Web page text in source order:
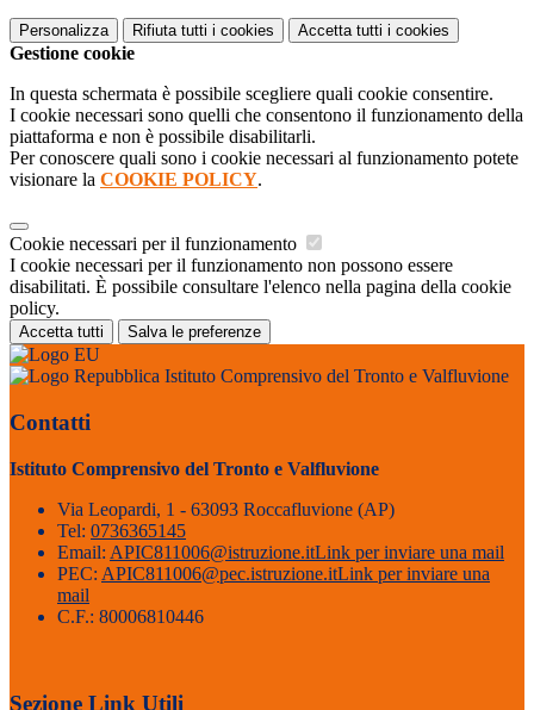
Personalizza Rifiuta tutti i cookies Accetta tutti i cookies
Gestione cookie
In questa schermata è possibile scegliere quali cookie consentire.
I cookie necessari sono quelli che consentono il funzionamento della
piattaforma e non è possibile disabilitarli.
Per conoscere quali sono i cookie necessari al funzionamento potete
visionare la COOKIE POLICY.
Cookie necessari per il funzionamento
I cookie necessari per il funzionamento non possono essere
disabilitati. È possibile consultare l'elenco nella pagina della cookie
policy.
Accetta tutti Salva le preferenze
Istituto Comprensivo del Tronto e Valfluvione
Contatti
Istituto Comprensivo del Tronto e Valfluvione
Via Leopardi, 1 - 63093 Roccafluvione (AP)
Tel: 0736365145
Email: APIC811006@istruzione.itLink per inviare una mail
PEC: APIC811006@pec.istruzione.itLink per inviare una
mail
C.F.: 80006810446
Sezione Link Utili